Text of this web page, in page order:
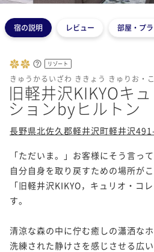
宿の説明 レビュー 部屋・プ
リゾート
きゅうかるいざわ ききょう きゅりお・
旧軽井沢KIKYOキ
ションbyヒルトン
長野県北佐久郡軽井沢町軽井沢
「ただいま。」お客様にそう言っ
自分自身を取り戻すための場所がこ
「旧軽井沢KIKYO，キュリオ・コ
す。
清涼な森の中に佇む癒しの瀟洒なホ
洗練された静けさを感じさせる広い